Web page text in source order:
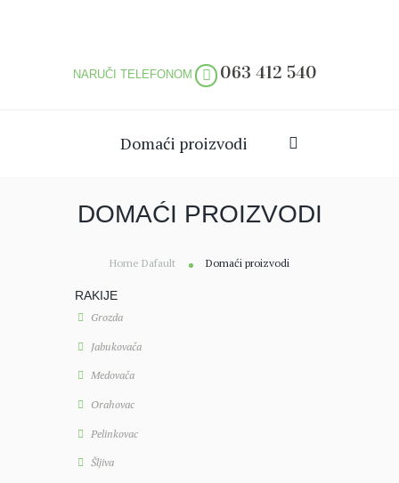
NARUČI TELEFONOM 063 412 540
Domaći proizvodi
DOMAĆI PROIZVODI
Home Dafault Domaći proizvodi
RAKIJE
Grozda
Jabukovača
Medovača
Orahovac
Pelinkovac
Šljiva